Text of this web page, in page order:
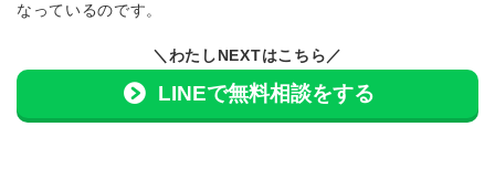
なっているのです。
＼わたしNEXTはこちら／
LINEで無料相談をする